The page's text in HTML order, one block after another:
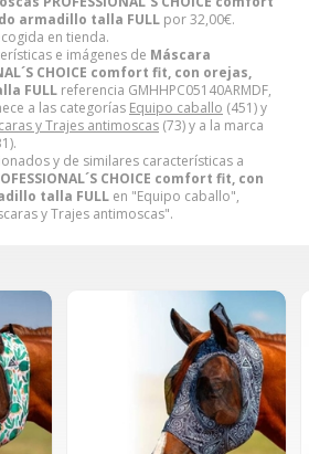
armadillo talla FULL por32,00€.
en tienda.
e imágenes de Máscara
CHOICE comfort fit, con orejas,
FULL referencia GMHHPC05140ARMDF,
a las categorías Equipo caballo (451) y
y Trajes antimoscas (73) y a la marca
y de similares características a
CHOICE comfort fit, con
talla FULL en "Equipo caballo",
y Trajes antimoscas".